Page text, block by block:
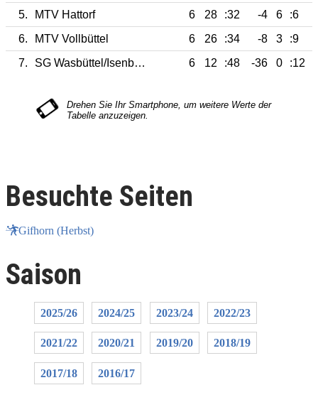
5.
MTV Hattorf 6 28 :32 -4 6
:6
6.
MTV Vollbüttel 6 26 :34 -8 3
:9
7.
SG Wasbüttel/Isenbüttel 6 12 :48 -36 0 :12
Besuchte Seiten
Gifhorn (Herbst)
Saison
2025/26 2024/25 2023/24 2022/23
2021/22 2020/21 2019/20 2018/19
2017/18 2016/17